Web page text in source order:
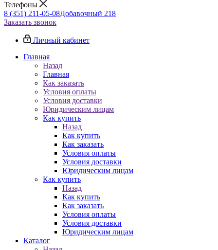
Телефоны
8 (351) 211-05-08Добавочный 218
Заказать звонок
Личный кабинет
Главная
Назад
Главная
Как заказать
Условия оплаты
Условия доставки
Юридическим лицам
Как купить
Назад
Как купить
Как заказать
Условия оплаты
Условия доставки
Юридическим лицам
Как купить
Назад
Как купить
Как заказать
Условия оплаты
Условия доставки
Юридическим лицам
Каталог